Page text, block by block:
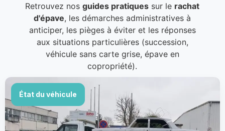
Retrouvez nosguides pratiques sur le rachat
d'épave, les démarches administratives à
anticiper, les pièges à éviter et les réponses
aux situations particulières (succession,
véhicule sans carte grise, épave en
copropriété).
État du véhicule